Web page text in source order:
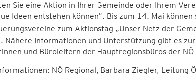
Sie eine Aktion in Ihrer Gemeinde oder Ihrem
Ideen entstehen können“. Bis zum 14. Mai
zum Aktionstag „Unser Netz der
Nähere Informationen und Unterstützung gibt es
und Büroleitern der Hauptregionsbüros der NÖ
NÖ Regional, Barbara Ziegler,